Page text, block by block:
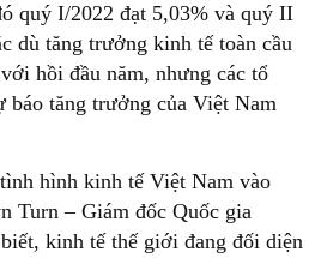
quý I/2022 đạt 5,03% và quý II
dù tăng trưởng kinh tế toàn cầu
hồi đầu năm, nhưng các tổ
báo tăng trưởng của Việt Nam
hình kinh tế Việt Nam vào
Turn – Giám đốc Quốc gia
kinh tế thế giới đang đối diện